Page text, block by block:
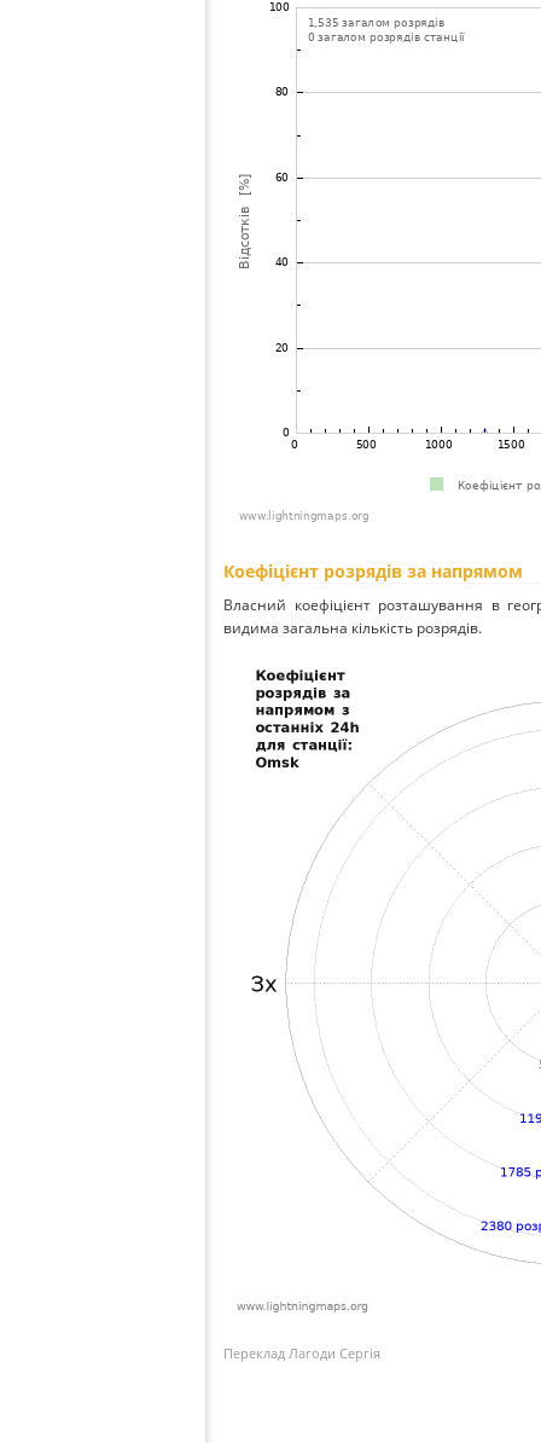
Коефіцієнт розрядів за напрямом
Власний коефіцієнт розташування в
видима загальна кількість розрядів.
Переклад Лагоди Сергія